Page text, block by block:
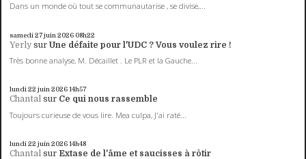
Dans un monde où tout se communautarise , se divise,...
samedi 27juin 2026 08h22
Yerly surUne défaite pour l'UDC ? Vous voulez rire !
Très bonne analyse, M. Décaillet . Le PLR et la Gauche...
lundi 22 juin 202614h57
Chantal sur Ce qui nous rassemble
Toujours curieuse de vous lire. Mea culpa, J'ai raté...
lundi 22 juin 202614h48
Chantal sur Extase de l'âme et saucisses à rôtir